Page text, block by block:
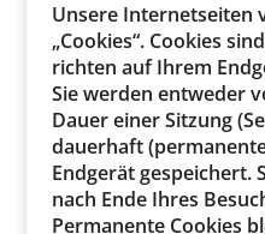
Unsere Internetseiten
„Cookies“. Cookies
richten auf Ihrem
Sie werden entweder
Dauer einer Sitzung
dauerhaft
Endgerät gespeichert.
nach Ende Ihres
Permanente Cookies